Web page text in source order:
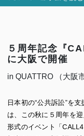
５周年記念『
に大阪で開催
in QUATTRO （大阪
日本初の“公共訴訟”を
は、この秋に５周年を
形式のイベント「